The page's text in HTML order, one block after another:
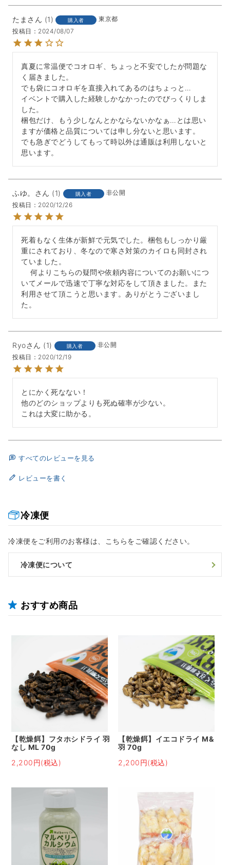
冷凍便
冷凍便をご利用のお客様は、こちらをご確認ください。
冷凍便について
おすすめ商品
【乾燥餌】フタホシドライ 羽
なし ML 70g
2,200円(税込)
【乾燥餌】イエコドライ M&
羽 70g
2,200円(税込)
たま 1 購入者
東京都
投稿日
2024/08/07
真夏に常温便でコオロギ、ちょっと不安でしたが問題な
く届きました。
でも袋にコオロギを直接入れてあるのはちょっと…
イベントで購入した経験しかなかったのでびっくりしま
した。
梱包だけ、もう少しなんとかならないかなぁ…とは思い
ますが価格と品質については申し分ないと思います。
でも急ぎでどうしてもって時以外は通販は利用しないと
思います。
ふゆ。 1 購入者
非公開
投稿日
2020/12/26
死着もなく生体が新鮮で元気でした。梱包もしっかり厳
重にされており、冬なので寒さ対策のカイロも同封され
ていました。
いてメールで迅速で丁寧な対応をして頂きました。また
利用させて頂こうと思います。ありがとうございまし
た。
Ryo 1 購入者
非公開
投稿日
2020/12/19
とにかく死なない！
他のどのショップよりも死ぬ確率が少ない。
これは大変に助かる。
すべてのレビューを見る
レビューを書く